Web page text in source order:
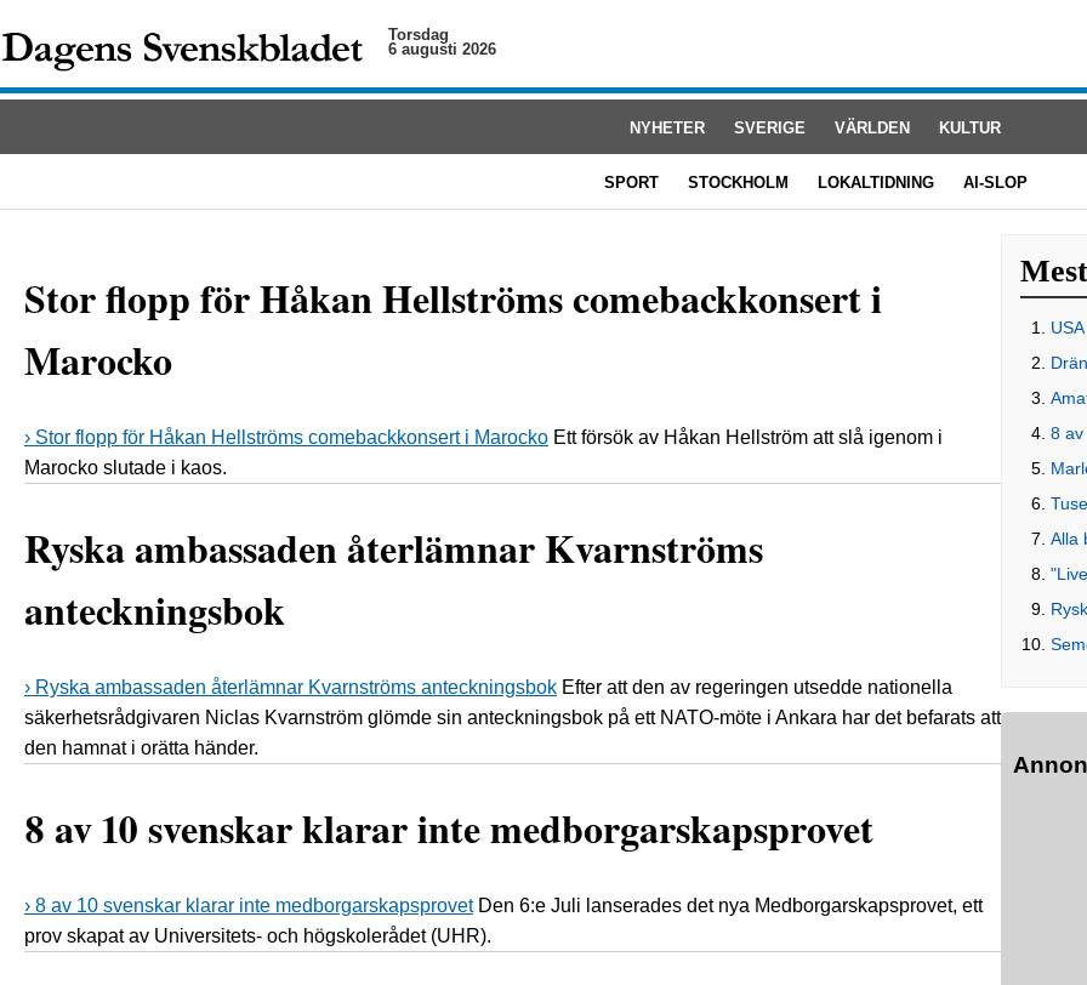
Torsdag
6 augusti 2026
NYHETER SVERIGE VÄRLDEN KULTUR
SPORT STOCKHOLM LOKALTIDNING AI-SLOP
Stor flopp för Håkan Hellströms comebackkonsert i
Marocko
› Stor flopp för Håkan Hellströms comebackkonsert i Marocko Ett försök av Håkan Hellström att slå igenom i
Marocko slutade i kaos.
Ryska ambassaden återlämnar Kvarnströms
anteckningsbok
› Ryska ambassaden återlämnar Kvarnströms anteckningsbok Efter att den av regeringen utsedde nationella
säkerhetsrådgivaren Niclas Kvarnström glömde sin anteckningsbok på ett NATO-möte i Ankara har det befarats att
den hamnat i orätta händer.
8 av 10 svenskar klarar inte medborgarskapsprovet
› 8 av 10 svenskar klarar inte medborgarskapsprovetDen 6:e Juli lanserades det nya Medborgarskapsprovet, ett
prov skapat av Universitets- och högskolerådet (UHR).
8 av
Alla